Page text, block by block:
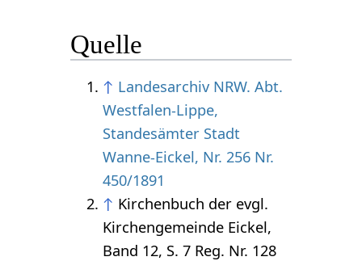
Quelle
↑ Landesarchiv NRW. Abt.
Westfalen-Lippe,
Standesämter Stadt
Wanne-Eickel, Nr. 256 Nr.
450/1891
↑ Kirchenbuch der evgl.
Kirchengemeinde Eickel,
Band 12, S. 7 Reg. Nr. 128